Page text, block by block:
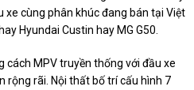
cùng phân khúc đang bán tại Việt
Hyundai Custin hay MG G50.
cách MPV truyền thống với đầu xe
rộng rãi. Nội thất bố trí cấu hình 7